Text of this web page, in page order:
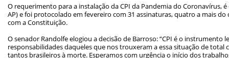
O requerimento para a instalação da CPI da Pandemia do Coronavírus,
AP) e foi protocolado em fevereiro com 31 assinaturas, quatro a mais
com a Constituição.
O senador Randolfe elogiou a decisão de Barroso: “CPI é o instrumento
responsabilidades daqueles que nos trouxeram a essa situação de total
tantos brasileiros à morte. Esperamos com urgência o início dos